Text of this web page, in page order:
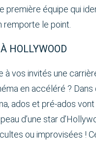
première équipe qui
remporte le point.
HOLLYWOOD
à vos invités une
en accéléré ? Dans
ados et pré-ados
d’une star
ou improvisées !